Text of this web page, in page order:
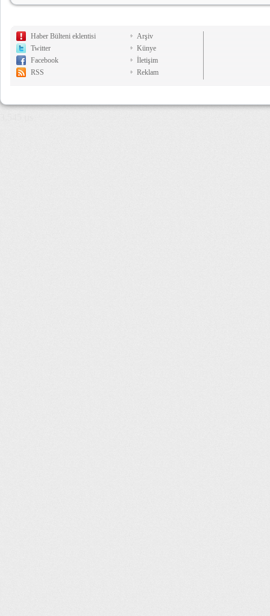
Haber Bülteni eklentisi
Twitter
Facebook
RSS
Arşiv
Künye
İletişim
Reklam